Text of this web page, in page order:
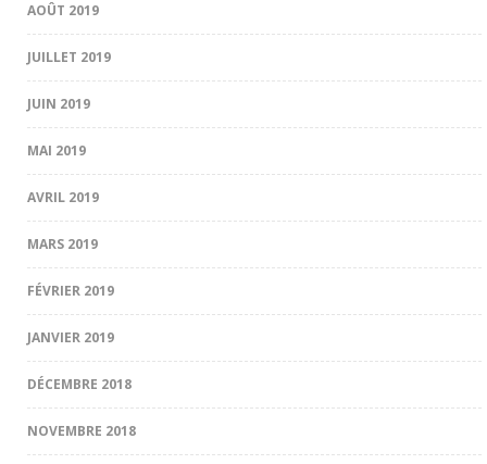
AOÛT 2019
JUILLET 2019
JUIN 2019
MAI 2019
AVRIL 2019
MARS 2019
FÉVRIER 2019
JANVIER 2019
DÉCEMBRE 2018
NOVEMBRE 2018